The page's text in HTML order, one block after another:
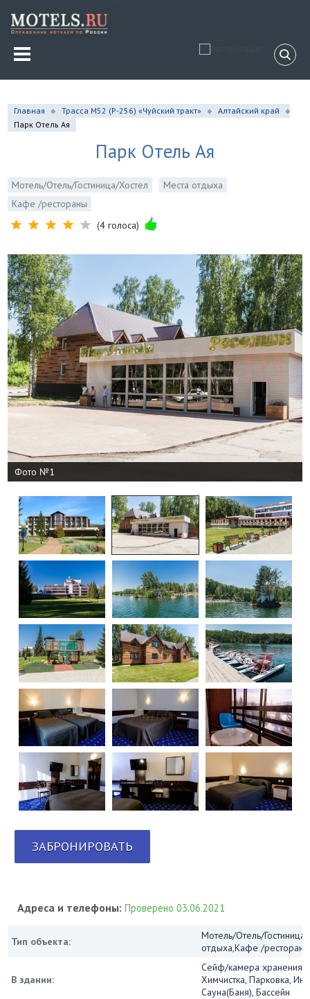
Главная Трасса М52 (Р-256) «Чуйский тракт»
Алтайский край
Парк Отель Ая
Парк Отель Ая
Мотель/Отель/Гостиница/Хостел
Места отдыха
Кафе /рестораны
(4 голоса)
Фото №1
ЗАБРОНИРОВАТЬ
Адреса и телефоны:Проверено 03.06.2021
Тип объекта:
Мотель/Отель/
отдыха,Кафе /рестораны
В здании:
Сейф/камера хранения,
Химчистка, Парковка,
Сауна(Баня), Бассейн